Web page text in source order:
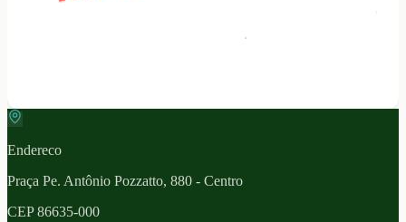
Endereco
Praça Pe. Antônio Pozzatto, 880 - Centro
CEP86635-000